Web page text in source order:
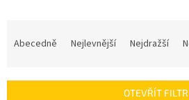
Abecedně Nejlevnější Nejdražší
OTEVŘÍT FILTR